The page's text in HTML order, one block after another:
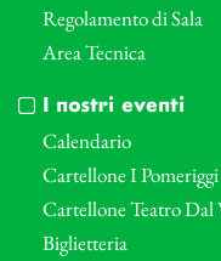
Regolamento di Sala
Area Tecnica
I nostri eventi
Calendario
Cartellone I
Cartellone Teatro Dal
Biglietteria